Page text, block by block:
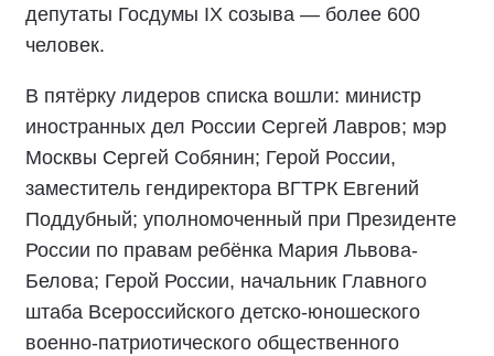
депутаты Госдумы IX созыва — более 600
человек.
В пятёрку лидеров списка вошли: министр
иностранных дел России Сергей Лавров; мэр
Москвы Сергей Собянин; Герой России,
заместитель гендиректора ВГТРК Евгений
Поддубный; уполномоченный при Президенте
России по правам ребёнка Мария Львова-
Белова; Герой России, начальник Главного
штаба Всероссийского детско-юношеского
военно-патриотического общественного